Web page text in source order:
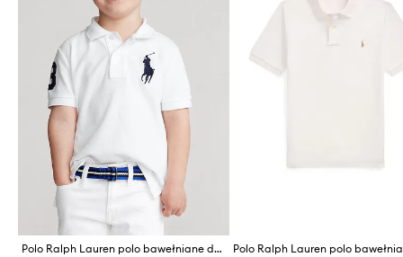
Polo Ralph Lauren polo bawełniane dziecięce